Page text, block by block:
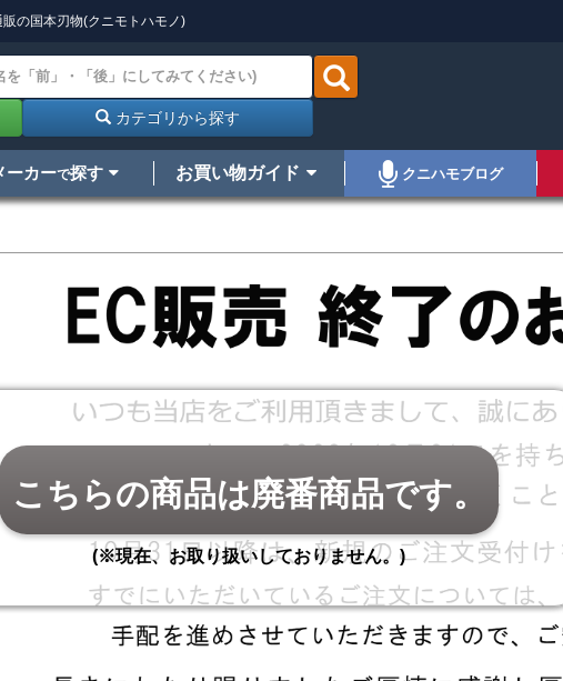
の国本刃物(クニモトハモノ)
カテゴリから探す
ーカーで探す お買い物ガイド クニハモブログ
こちらの商品は廃番商品です。
(※現在、お取り扱いしておりません。)